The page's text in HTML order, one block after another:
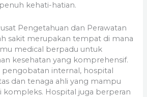
kehati-hatian.
Pengetahuan dan Perawatan
sakit merupakan tempat di mana
medical berpadu untuk
kesehatan yang komprehensif.
pengobatan internal, hospital
dan tenaga ahli yang mampu
kompleks. Hospital juga berperan